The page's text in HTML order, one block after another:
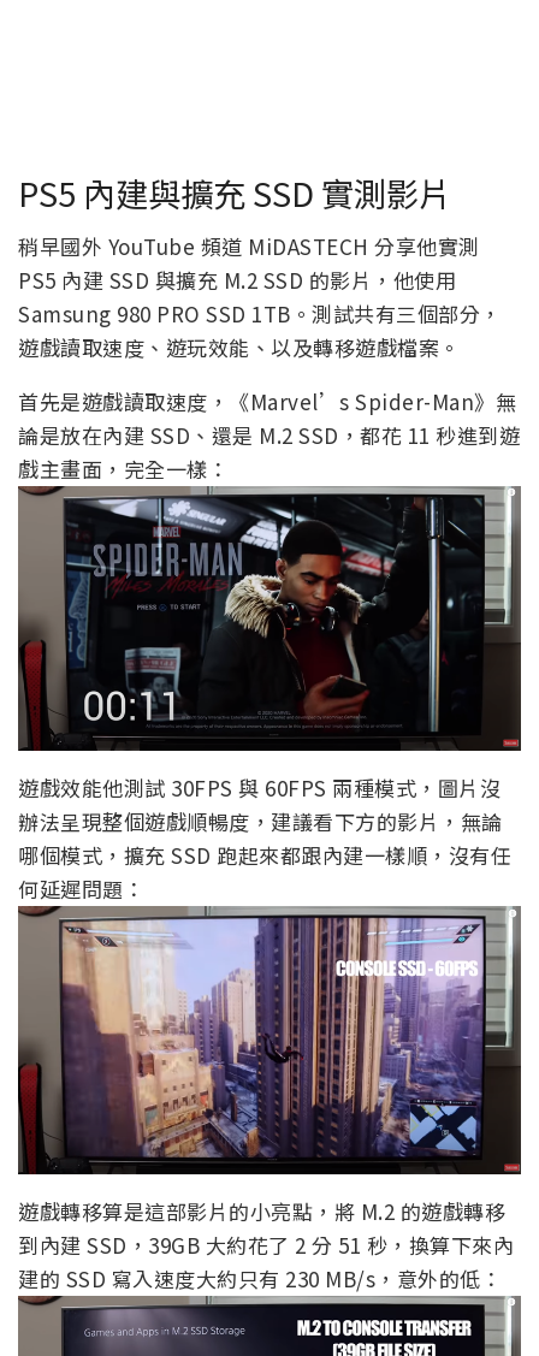
PS5 內建與擴充 SSD 實測影片
稍早國外 YouTube 頻道 MiDASTECH 分享他實測
PS5 內建 SSD 與擴充 M.2 SSD 的影片，他使用
Samsung 980 PRO SSD 1TB。測試共有三個部分，
遊戲讀取速度、遊玩效能、以及轉移遊戲檔案。
首先是遊戲讀取速度，《Marvel’s Spider-Man》無
論是放在內建 SSD、還是 M.2 SSD，都花 11 秒進到遊
戲主畫面，完全一樣：
遊戲效能他測試 30FPS 與 60FPS 兩種模式，圖片沒
辦法呈現整個遊戲順暢度，建議看下方的影片，無論
哪個模式，擴充 SSD 跑起來都跟內建一樣順，沒有任
何延遲問題：
遊戲轉移算是這部影片的小亮點，將 M.2 的遊戲轉移
到內建 SSD，39GB 大約花了 2 分 51 秒，換算下來內
建的 SSD 寫入速度大約只有 230 MB/s，意外的低：